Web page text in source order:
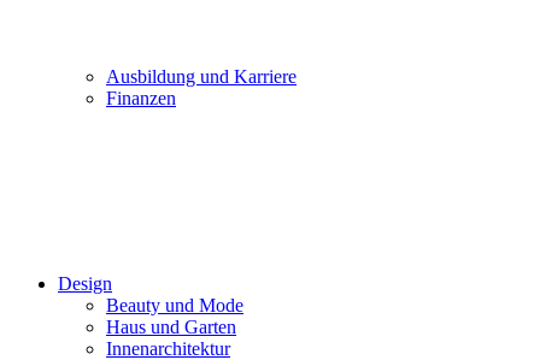
Ausbildung und Karriere
Finanzen
Design
Beauty und Mode
Haus und Garten
Innenarchitektur